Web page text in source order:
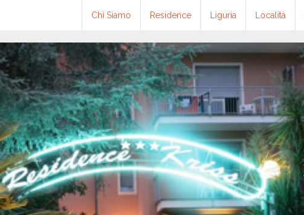
Chi Siamo Residence Liguria Località